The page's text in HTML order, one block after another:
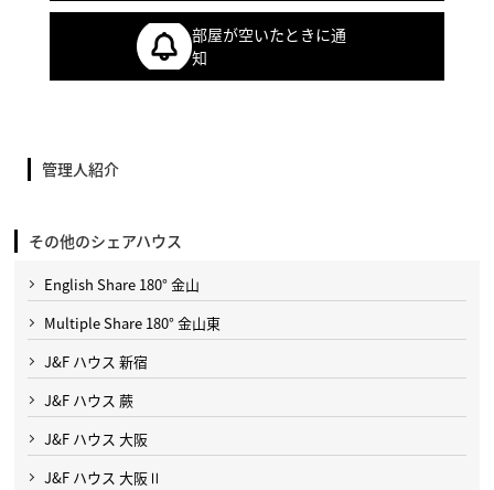
部屋が空いたときに通
知
管理人紹介
その他のシェアハウス
English Share 180° 金山
Multiple Share 180° 金山東
J&F ハウス 新宿
J&F ハウス 蕨
J&F ハウス 大阪
J&F ハウス 大阪Ⅱ